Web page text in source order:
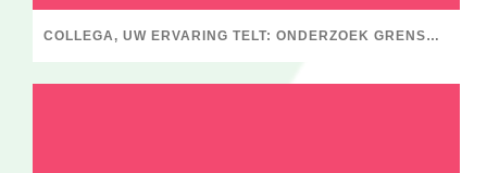
COLLEGA, UW ERVARING TELT: ONDERZOEK GRENSOVERSCHRIJDEND GEDRAG BINNEN DE FYSIOTHERAPIE